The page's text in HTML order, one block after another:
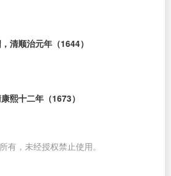
清顺治元年（1644）
熙十二年（1673）
有，未经授权禁止使用。